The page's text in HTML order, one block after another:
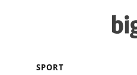
SPORT